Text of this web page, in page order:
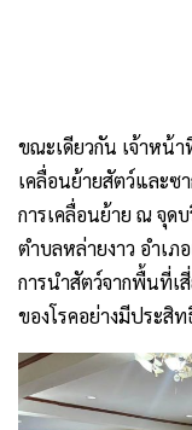
ขณะเดียวกัน เจ้าหน้า
เคลื่อนย้ายสัตว์และซ
การเคลื่อนย้าย ณ จุด
ตำบลหล่ายงาว อำเภ
การนำสัตว์จากพื้นที่เ
ของโรคอย่างมีประสิ